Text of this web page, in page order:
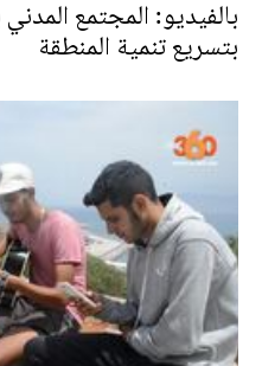
بالفيديو: المجتمع
بتسريع تنمية المنطقة